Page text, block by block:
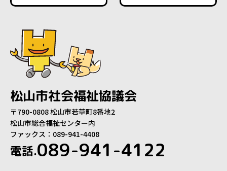
松山市社会福祉協議会
〒790-0808 松山市若草町8番地2
松山市総合福祉センター内
ファックス：089-941-4408
電話.089-941-4122